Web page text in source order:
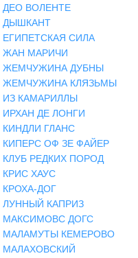
ДЕО ВОЛЕНТЕ
ДЫШКАНТ
ЕГИПЕТСКАЯ СИЛА
ЖАН МАРИЧИ
ЖЕМЧУЖИНА ДУБНЫ
ЖЕМЧУЖИНА КЛЯЗЬМЫ
ИЗ КАМАРИЛЛЫ
ИРХАН ДЕ ЛОНГИ
КИНДЛИ ГЛАНС
КИПЕРС ОФ ЗЕ ФАЙЕР
КЛУБ РЕДКИХ ПОРОД
КРИС ХАУС
КРОХА-ДОГ
ЛУННЫЙ КАПРИЗ
МАКСИМОВС ДОГС
МАЛАМУТЫ КЕМЕРОВО
МАЛАХОВСКИЙ